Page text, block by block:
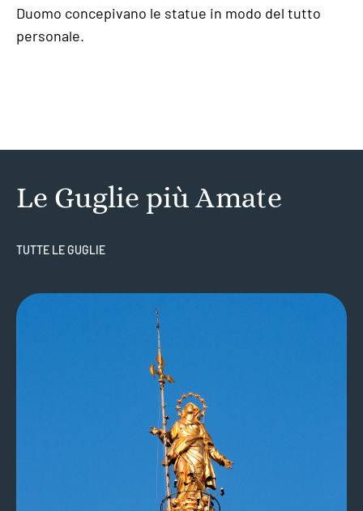
Duomo concepivano le statue in modo del tutto
personale.
Le Guglie più Amate
TUTTE LE GUGLIE